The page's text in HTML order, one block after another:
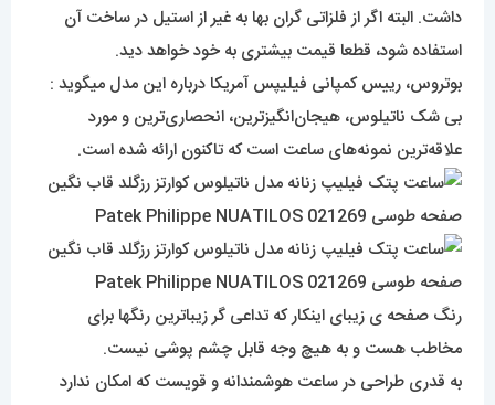
داشت. البته اگر از فلزاتی گران بها به غیر از استیل در ساخت آن
استفاده شود، قطعا قیمت بیشتری به خود خواهد دید.
بوتروس، رییس کمپانی فیلیپس آمریکا درباره این مدل میگوید :
بی شک ناتیلوس، هیجان‌انگیزترین، انحصاری‌ترین و مورد
علاقه‌ترین نمونه‌های ساعت است که تاکنون ارائه شده است.
رنگ صفحه ی زیبای اینکار که تداعی گر زیباترین رنگها برای
مخاطب هست و به هیچ وجه قابل چشم پوشی نیست.
به قدری طراحی در ساعت هوشمندانه و قویست که امکان ندارد